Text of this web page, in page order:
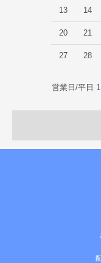
13 14
20 21
27 28
営業日/平日